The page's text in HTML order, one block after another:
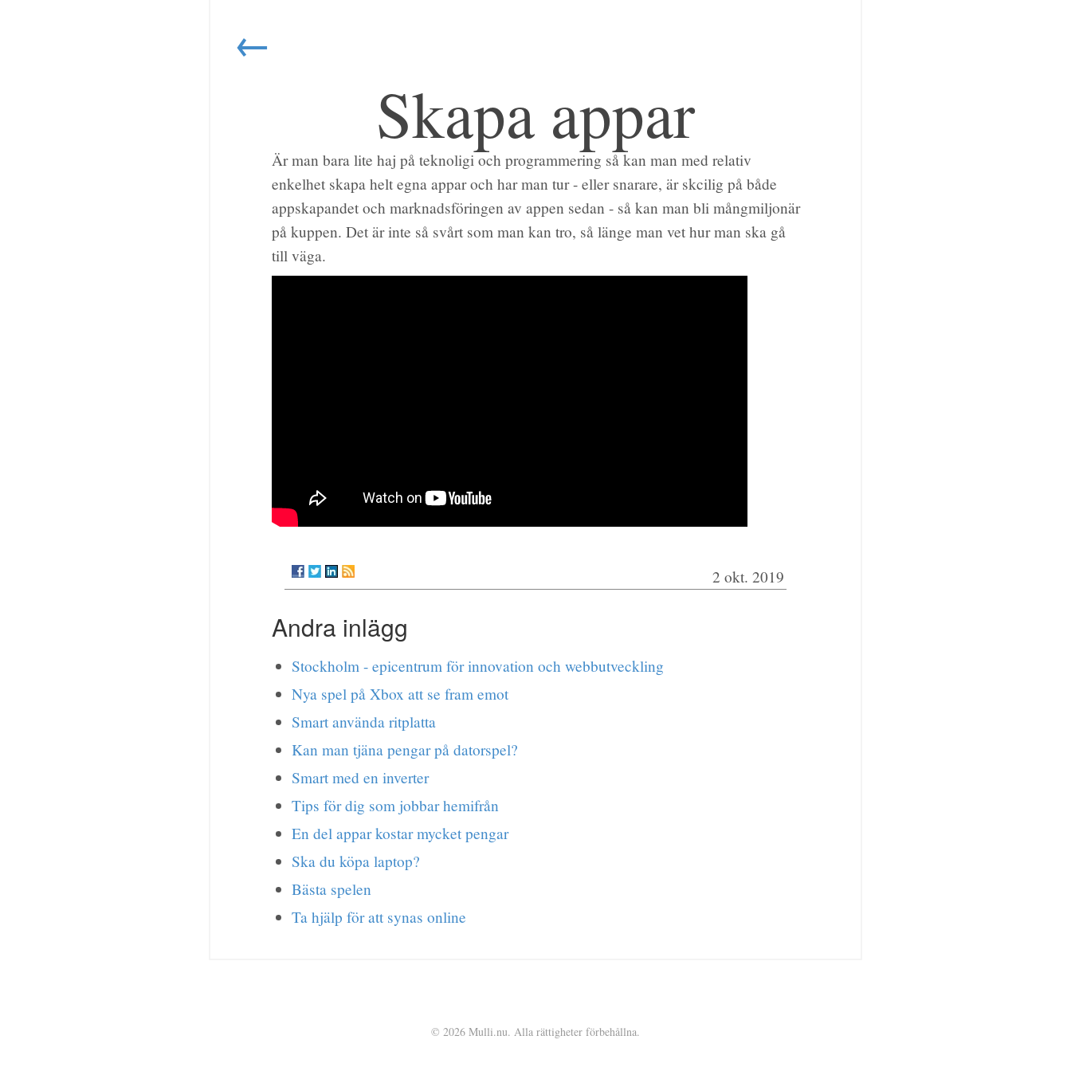
←
Skapa appar
Är man bara lite haj på teknoligi och programmering så kan man med relativ
enkelhet skapa helt egna appar och har man tur - eller snarare, är skcilig på både
appskapandet och marknadsföringen av appen sedan - så kan man bli mångmiljonär
på kuppen. Det är inte så svårt som man kan tro, så länge man vet hur man ska gå
till väga.
2 okt. 2019
Andra inlägg
Stockholm - epicentrum för innovation och webbutveckling
Nya spel på Xbox att se fram emot
Smart använda ritplatta
Kan man tjäna pengar på datorspel?
Smart med en inverter
Tips för dig som jobbar hemifrån
En del appar kostar mycket pengar
Ska du köpa laptop?
Bästa spelen
Ta hjälp för att synas online
© 2026 Mulli.nu. Alla rättigheter förbehållna.